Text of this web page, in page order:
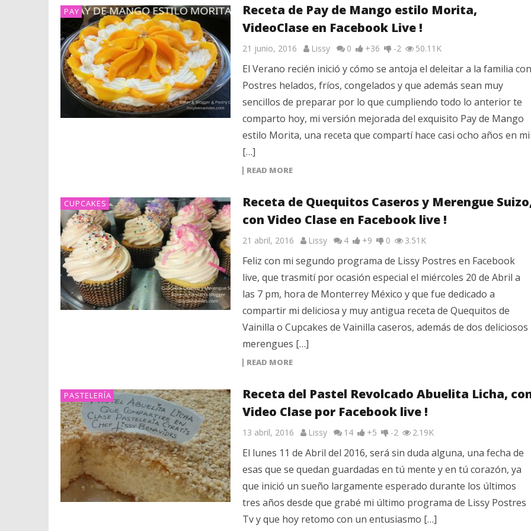
PAY
Receta de Pay de Mango estilo Morita,
VideoClase en Facebook Live !
21 junio, 2016 Lissy 0 +36 -2 50.11K
El Verano recién inició y cómo se antoja el deleitar a la familia con
Postres helados, fríos, congelados y que además sean muy
sencillos de preparar por lo que cumpliendo todo lo anterior te
comparto hoy, mi versión mejorada del exquisito Pay de Mango
estilo Morita, una receta que compartí hace casi ocho años en mi
[…]
READ MORE
CUPCAKES
Receta de Quequitos Caseros y Merengue
con Video Clase en Facebook live !
21 abril, 2016 Lissy 4 +9 0 3.51K
Feliz con mi segundo programa de Lissy Postres en Facebook
live, que trasmití por ocasión especial el miércoles 20 de Abril a
las 7 pm, hora de Monterrey México y que fue dedicado a
compartir mi deliciosa y muy antigua receta de Quequitos de
Vainilla o Cupcakes de Vainilla caseros, además de dos deliciosos
merengues […]
READ MORE
PASTELERÍA
Receta del Pastel Revolcado Abuelita Licha,
Video Clase por Facebook live !
13 abril, 2016 Lissy 14 +5 -2 2.19K
El lunes 11 de Abril del 2016, será sin duda alguna, una fecha de
esas que se quedan guardadas en tú mente y en tú corazón, ya
que inició un sueño largamente esperado durante los últimos
tres años desde que grabé mi último programa de Lissy Postres
Tv y que hoy retomo con un entusiasmo […]